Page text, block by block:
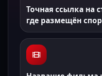
Точная ссылка на
где размещён